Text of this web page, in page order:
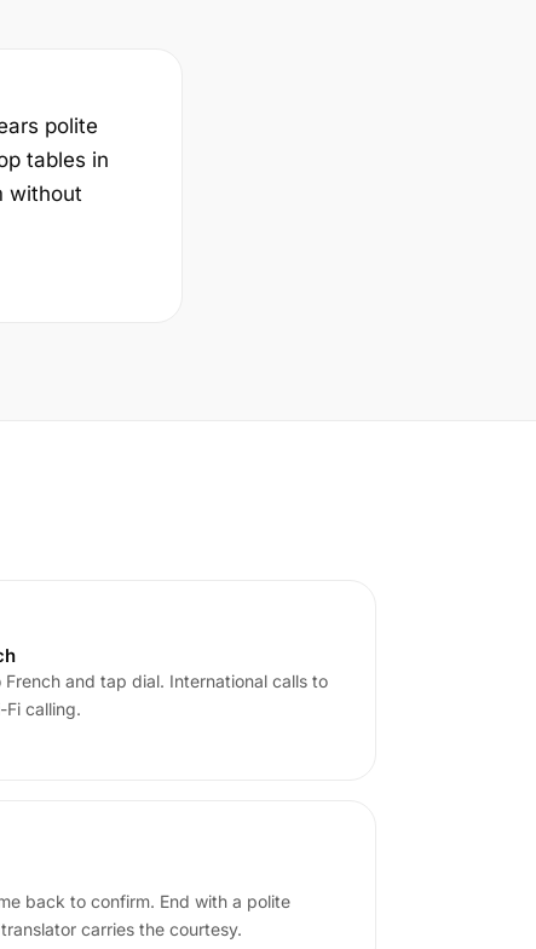
polite
tables in
without
and tap dial. International calls to
Fi calling.
back to confirm. End with a polite
carries the courtesy.